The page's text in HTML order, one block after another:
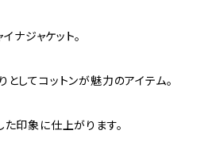
ジャケット。
してコットンが魅力のアイテム。
た印象に仕上がります。